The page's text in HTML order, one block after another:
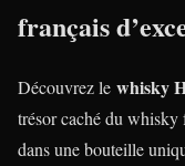
français
Découvrez le whisky
trésor caché du
dans une bouteille